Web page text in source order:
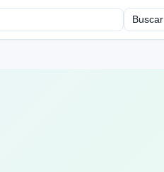
Buscar